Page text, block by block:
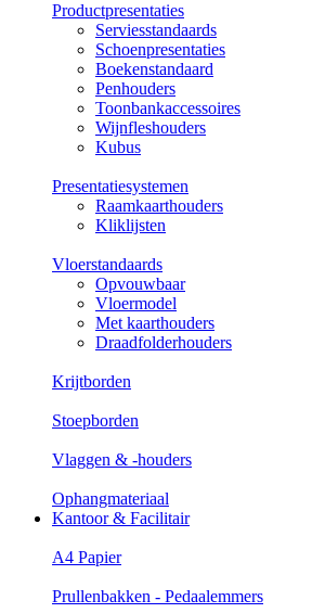
Productpresentaties
Serviesstandaards
Schoenpresentaties
Boekenstandaard
Penhouders
Toonbankaccessoires
Wijnfleshouders
Kubus
Presentatiesystemen
Raamkaarthouders
Kliklijsten
Vloerstandaards
Opvouwbaar
Vloermodel
Met kaarthouders
Draadfolderhouders
Krijtborden
Stoepborden
Vlaggen & -houders
Ophangmateriaal
Kantoor & Facilitair
A4 Papier
Prullenbakken - Pedaalemmers